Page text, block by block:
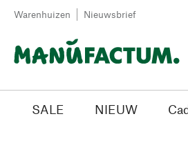
Passer au contenu
Warenhuizen Nieuwsbrief
SALE NIEUW